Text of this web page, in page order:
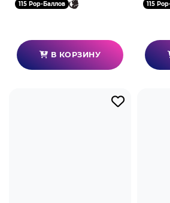
115 Pop-Баллов
В КОРЗИНУ
115